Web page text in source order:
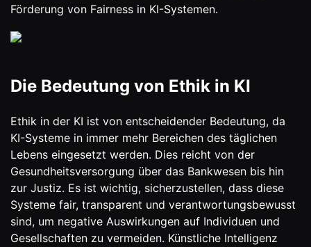
Förderung von Fairness in KI-Systemen.
Die Bedeutung von Ethik in KI
Ethik in der KI ist von entscheidender Bedeutung, da
KI-Systeme in immer mehr Bereichen des täglichen
Lebens eingesetzt werden. Dies reicht von der
Gesundheitsversorgung über das Bankwesen bis hin
zur Justiz. Es ist wichtig, sicherzustellen, dass diese
Systeme fair, transparent und verantwortungsbewusst
sind, um negative Auswirkungen auf Individuen und
Gesellschaften zu vermeiden. Künstliche Intelligenz